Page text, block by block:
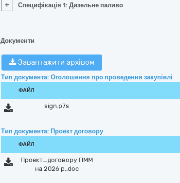
+ Специфікація 1: Дизельне паливо
Документи
Завантажити архівом
Тип документа: Оголошення про проведення закупівлі
ФАЙЛ
sign.p7s
Тип документа: Проект договору
ФАЙЛ
Проект_договору ПММ
на 2026 р..doc